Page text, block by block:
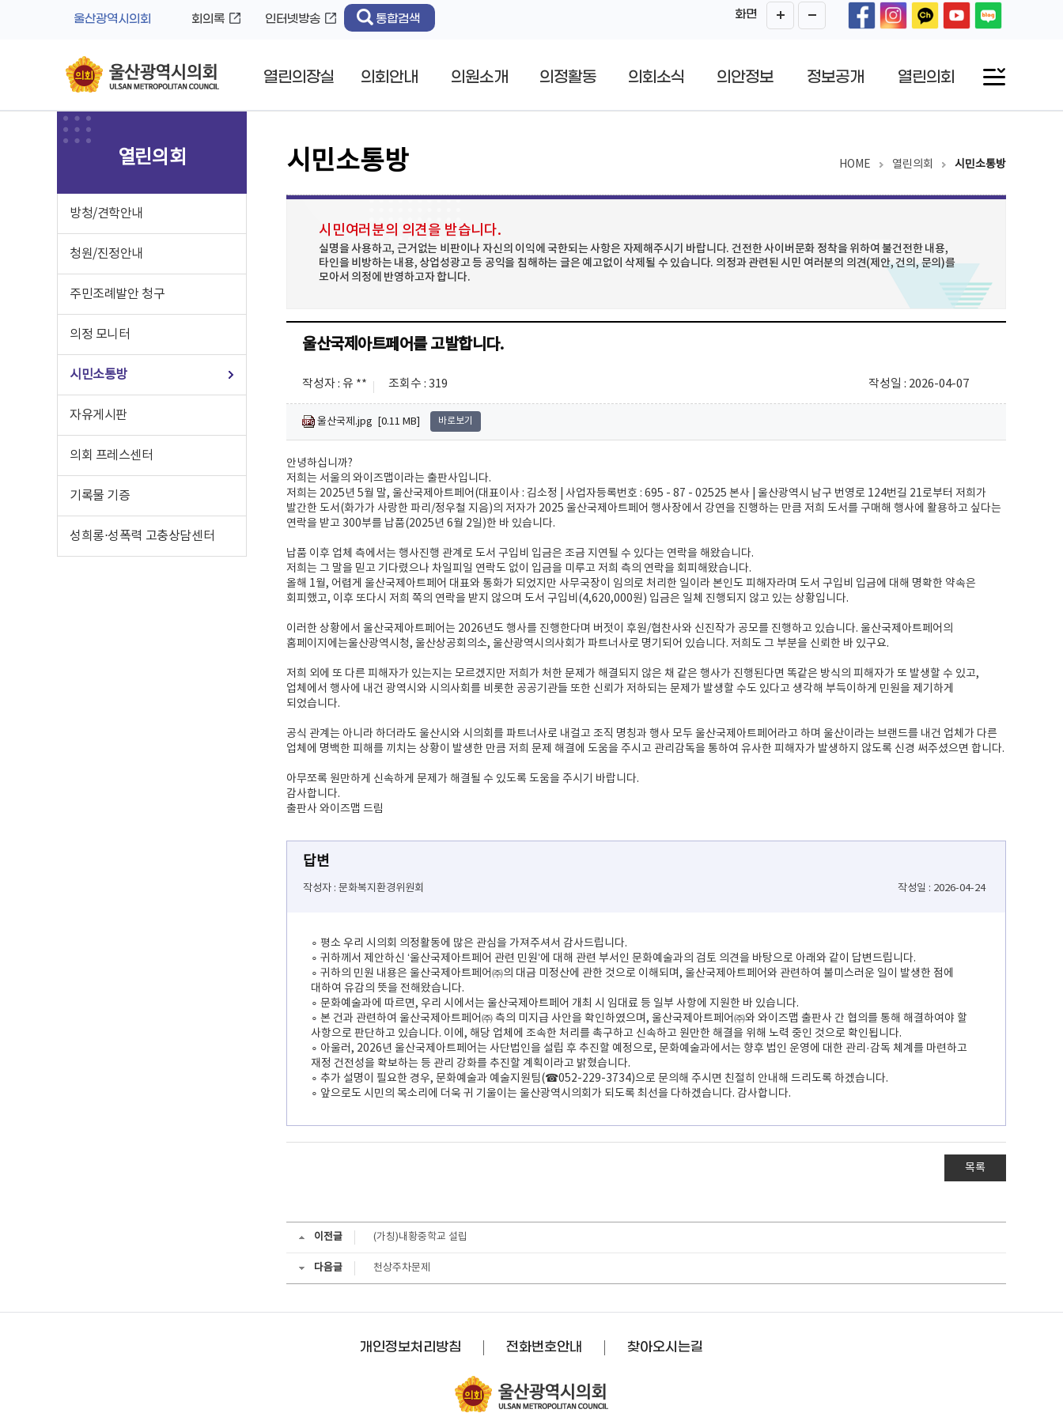
울산광역시의회 회의록 인터넷방송 통합검색 화면
열린의장실 의회안내 의원소개 의정활동 의회소식 의안정보 정보공개 열린의회
열린의회
방청/견학안내
청원/진정안내
주민조례발안 청구
의정 모니터
시민소통방
자유게시판
의회 프레스센터
기록물 기증
성희롱⋅성폭력 고충상담센터
HOME 열린의회 시민소통방
시민소통방
시민여러분의 의견을 받습니다.
실명을 사용하고, 근거없는 비판이나 자신의 이익에 국한되는 사항은 자제해주시기 바랍니다. 건전한 사이버문화 정착을 위하여 불건전한 내용,
타인을 비방하는 내용, 상업성광고 등 공익을 침해하는 글은 예고없이 삭제될 수 있습니다. 의정과 관련된 시민 여러분의 의견(제안, 건의, 문의)를
모아서 의정에 반영하고자 합니다.
울산국제아트페어를 고발합니다.
작성자 : 유 ** 조회수 : 319 작성일 : 2026-04-07
울산국제.jpg [0.11 MB] 바로보기
안녕하십니까?
저희는 서울의 와이즈맵이라는 출판사입니다.
저희는 2025년 5월 말, 울산국제아트페어(대표이사 : 김소정 | 사업자등록번호 : 695 - 87 - 02525 본사 | 울산광역시 남구 번영로 124번길 21로부터 저희가
발간한 도서(화가가 사랑한 파리/정우철 지음)의 저자가 2025 울산국제아트페어 행사장에서 강연을 진행하는 만큼 저희 도서를 구매해 행사에 활용하고 싶다는
연락을 받고 300부를 납품(2025년 6월 2일)한 바 있습니다.
납품 이후 업체 측에서는 행사진행 관계로 도서 구입비 입금은 조금 지연될 수 있다는 연락을 해왔습니다.
저희는 그 말을 믿고 기다렸으나 차일피일 연락도 없이 입금을 미루고 저희 측의 연락을 회피해왔습니다.
올해 1월, 어렵게 울산국제아트페어 대표와 통화가 되었지만 사무국장이 임의로 처리한 일이라 본인도 피해자라며 도서 구입비 입금에 대해 명확한 약속은
회피했고, 이후 또다시 저희 쪽의 연락을 받지 않으며 도서 구입비(4,620,000원) 입금은 일체 진행되지 않고 있는 상황입니다.
이러한 상황에서 울산국제아트페어는 2026년도 행사를 진행한다며 버젓이 후원/협찬사와 신진작가 공모를 진행하고 있습니다. 울산국제아트페어의
홈페이지에는울산광역시청, 울산상공회의소, 울산광역시의사회가 파트너사로 명기되어 있습니다. 저희도 그 부분을 신뢰한 바 있구요.
저희 외에 또 다른 피해자가 있는지는 모르겠지만 저희가 처한 문제가 해결되지 않은 채 같은 행사가 진행된다면 똑같은 방식의 피해자가 또 발생할 수 있고,
업체에서 행사에 내건 광역시와 시의사회를 비롯한 공공기관들 또한 신뢰가 저하되는 문제가 발생할 수도 있다고 생각해 부득이하게 민원을 제기하게
되었습니다.
공식 관계는 아니라 하더라도 울산시와 시의회를 파트너사로 내걸고 조직 명칭과 행사 모두 울산국제아트페어라고 하며 울산이라는 브랜드를 내건 업체가 다른
업체에 명백한 피해를 끼치는 상황이 발생한 만큼 저희 문제 해결에 도움을 주시고 관리감독을 통하여 유사한 피해자가 발생하지 않도록 신경 써주셨으면 합니다.
아무쪼록 원만하게 신속하게 문제가 해결될 수 있도록 도움을 주시기 바랍니다.
감사합니다.
출판사 와이즈맵 드림
답변
작성자 : 문화복지환경위원회 작성일 : 2026-04-24
∘ 평소 우리 시의회 의정활동에 많은 관심을 가져주셔서 감사드립니다.
∘ 귀하께서 제안하신 ‘울산국제아트페어 관련 민원’에 대해 관련 부서인 문화예술과의 검토 의견을 바탕으로 아래와 같이 답변드립니다.
∘ 귀하의 민원 내용은 울산국제아트페어㈜의 대금 미정산에 관한 것으로 이해되며, 울산국제아트페어와 관련하여 불미스러운 일이 발생한 점에
대하여 유감의 뜻을 전해왔습니다.
∘ 문화예술과에 따르면, 우리 시에서는 울산국제아트페어 개최 시 임대료 등 일부 사항에 지원한 바 있습니다.
∘ 본 건과 관련하여 울산국제아트페어㈜ 측의 미지급 사안을 확인하였으며, 울산국제아트페어㈜와 와이즈맵 출판사 간 협의를 통해 해결하여야 할
사항으로 판단하고 있습니다. 이에, 해당 업체에 조속한 처리를 촉구하고 신속하고 원만한 해결을 위해 노력 중인 것으로 확인됩니다.
∘ 아울러, 2026년 울산국제아트페어는 사단법인을 설립 후 추진할 예정으로, 문화예술과에서는 향후 법인 운영에 대한 관리·감독 체계를 마련하고
재정 건전성을 확보하는 등 관리 강화를 추진할 계획이라고 밝혔습니다.
∘ 추가 설명이 필요한 경우, 문화예술과 예술지원팀(☎052-229-3734)으로 문의해 주시면 친절히 안내해 드리도록 하겠습니다.
∘ 앞으로도 시민의 목소리에 더욱 귀 기울이는 울산광역시의회가 되도록 최선을 다하겠습니다. 감사합니다.
목록
이전글 (가칭)내황중학교 설립
다음글 천상주차문제
개인정보처리방침 전화번호안내 찾아오시는길